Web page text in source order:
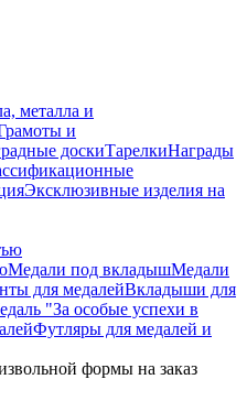
металла и
и
доскиТарелкиНаграды
Эксклюзивные изделия на
Медали под вкладышМедали
для медалейВкладыши для
"За особые успехи в
Футляры для медалей и
формы на заказ